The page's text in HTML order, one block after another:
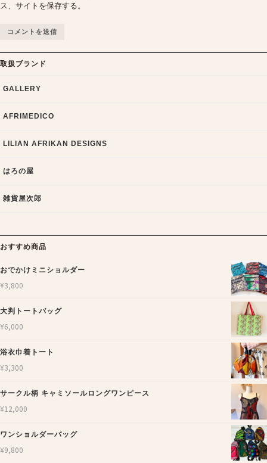
ス、サイトを保存する。
取扱ブランド
GALLERY
AFRIMEDICO
LILIAN AFRIKAN DESIGNS
はろの屋
雑貨屋次郎
おすすめ商品
おでかけミニショルダー
¥3,800
大判トートバッグ
¥6,000
浴衣巾着トート
¥3,300
サークル柄 キャミソールロングワンピース
¥12,000
ワンショルダーバッグ
¥9,800